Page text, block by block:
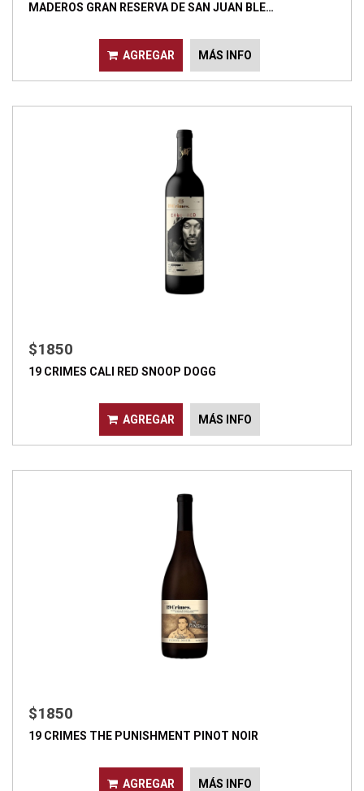
MADEROS GRAN RESERVA DE SAN JUAN BLE…
AGREGAR MÁS INFO
$1850
19 CRIMES CALI RED SNOOP DOGG
AGREGAR MÁS INFO
$1850
19 CRIMES THE PUNISHMENT PINOT NOIR
AGREGAR MÁS INFO